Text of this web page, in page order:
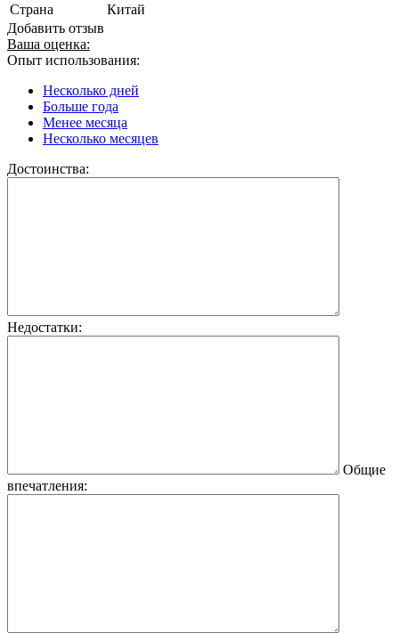
Страна
Китай
Добавить отзыв
Ваша оценка:
Опыт использования:
Несколько дней
Больше года
Менее месяца
Несколько месяцев
Достоинства:
Недостатки:
Общие
впечатления: